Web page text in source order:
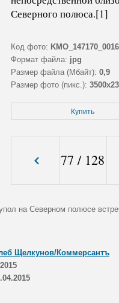
Северного полюса.[1]
Код фото:
Формат файла: jpg
Размер файла (Мбайт): 0,9
Размер фото (пикс.):
Купить
77 / 128
на Северном полюсе
Щелкунов/Коммерсантъ